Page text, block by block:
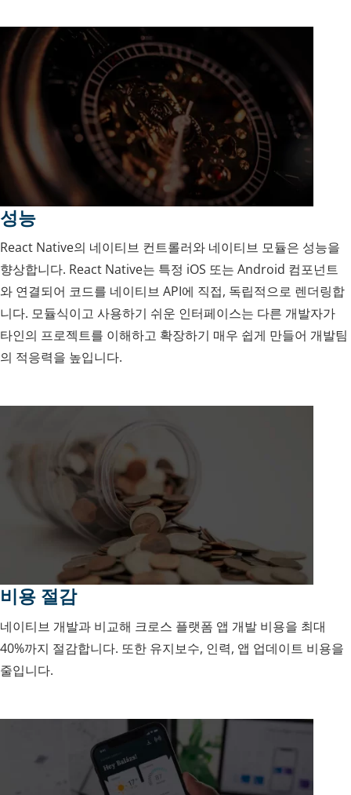
성능
React Native의 네이티브 컨트롤러와 네이티브 모듈은 성능을
향상합니다. React Native는 특정 iOS 또는 Android 컴포넌트
와 연결되어 코드를 네이티브 API에 직접, 독립적으로 렌더링합
니다. 모듈식이고 사용하기 쉬운 인터페이스는 다른 개발자가
타인의 프로젝트를 이해하고 확장하기 매우 쉽게 만들어 개발팀
의 적응력을 높입니다.
비용 절감
네이티브 개발과 비교해 크로스 플랫폼 앱 개발 비용을 최대
40%까지 절감합니다. 또한 유지보수, 인력, 앱 업데이트 비용을
줄입니다.